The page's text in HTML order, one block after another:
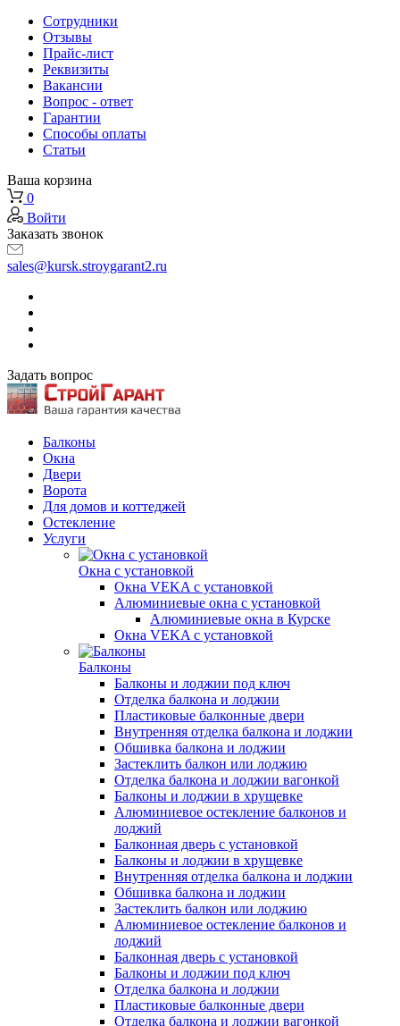
Сотрудники
Отзывы
Прайс-лист
Реквизиты
Вакансии
Вопрос - ответ
Гарантии
Способы оплаты
Статьи
Ваша корзина
0
Войти
Заказать звонок
sales@kursk.stroygarant2.ru
Задать вопрос
Балконы
Окна
Двери
Ворота
Для домов и коттеджей
Остекление
Услуги
Окна с установкой
Окна VEKA с установкой
Алюминиевые окна с установкой
Алюминиевые окна в Курске
Окна VEKA с установкой
Балконы
Балконы и лоджии под ключ
Отделка балкона и лоджии
Пластиковые балконные двери
Внутренняя отделка балкона и лоджии
Обшивка балкона и лоджии
Застеклить балкон или лоджию
Отделка балкона и лоджии вагонкой
Балконы и лоджии в хрущевке
Алюминиевое остекление балконов и
лоджий
Балконная дверь с установкой
Балконы и лоджии в хрущевке
Внутренняя отделка балкона и лоджии
Обшивка балкона и лоджии
Застеклить балкон или лоджию
Алюминиевое остекление балконов и
лоджий
Балконная дверь с установкой
Балконы и лоджии под ключ
Отделка балкона и лоджии
Пластиковые балконные двери
Отделка балкона и лоджии вагонкой